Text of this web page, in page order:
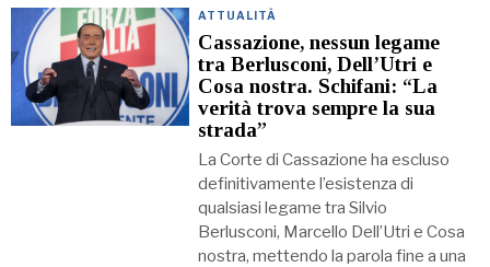
ATTUALITÀ
Cassazione, nessun legame
tra Berlusconi, Dell’Utri e
Cosa nostra. Schifani: “La
verità trova sempre la sua
strada”
La Corte di Cassazione ha escluso
definitivamente l’esistenza di
qualsiasi legame tra Silvio
Berlusconi, Marcello Dell’Utri e Cosa
nostra, mettendo la parola fine a una